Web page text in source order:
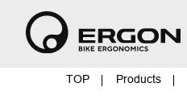
TOP Products